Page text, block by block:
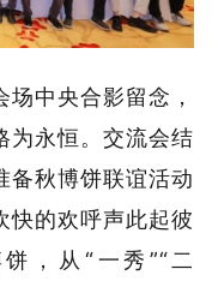
中央合影留念，
为永恒。交流会结
备秋博饼联谊活动
的欢呼声此起彼
，从“一秀”“二